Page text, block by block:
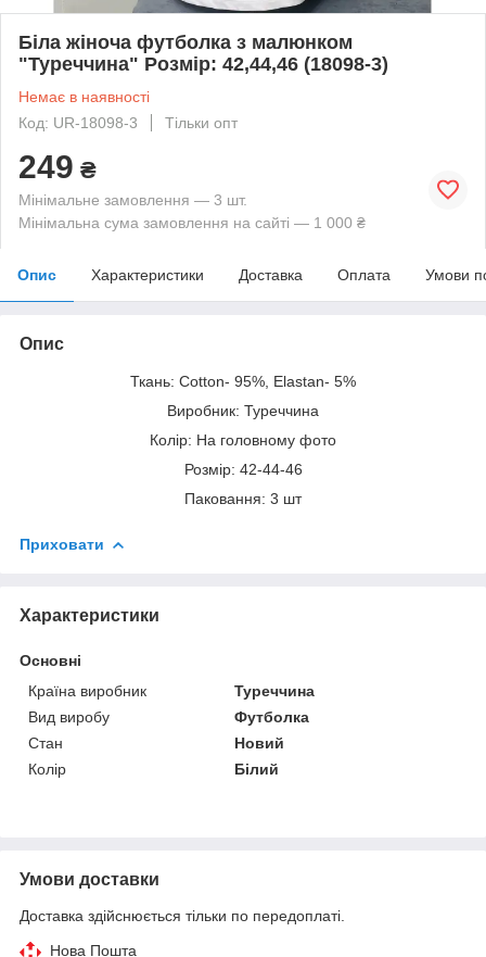
Біла жіноча футболка з малюнком
"Туреччина" Розмір: 42,44,46 (18098-3)
Немає в наявності
Код: UR-18098-3
Тільки опт
249 ₴
Мінімальне замовлення — 3 шт.
Мінімальна сума замовлення на сайті — 1 000 ₴
Опис Характеристики Доставка Оплата Умови
Опис
Ткань: Cotton- 95%, Elastan- 5%
Виробник: Туреччина
Колір: На головному фото
Розмір: 42-44-46
Паковання: 3 шт
Приховати
Характеристики
Основні
Країна виробник
Туреччина
Вид виробу
Футболка
Стан
Новий
Колір
Білий
Умови доставки
Доставка здійснюється тільки по передоплаті.
Нова Пошта